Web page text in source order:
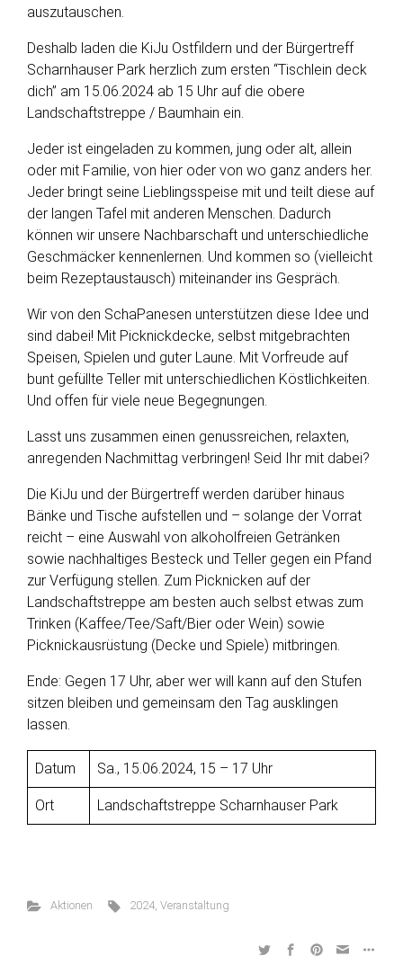
auszutauschen.
Deshalb laden die KiJu Ostfildern und der Bürgertreff
Scharnhauser Park herzlich zum ersten “Tischlein deck
dich” am 15.06.2024 ab 15 Uhr auf die obere
Landschaftstreppe / Baumhain ein.
Jeder ist eingeladen zu kommen, jung oder alt, allein
oder mit Familie, von hier oder von wo ganz anders her.
Jeder bringt seine Lieblingsspeise mit und teilt diese auf
der langen Tafel mit anderen Menschen. Dadurch
können wir unsere Nachbarschaft und unterschiedliche
Geschmäcker kennenlernen. Und kommen so (vielleicht
beim Rezeptaustausch) miteinander ins Gespräch.
Wir von den SchaPanesen unterstützen diese Idee und
sind dabei! Mit Picknickdecke, selbst mitgebrachten
Speisen, Spielen und guter Laune. Mit Vorfreude auf
bunt gefüllte Teller mit unterschiedlichen Köstlichkeiten.
Und offen für viele neue Begegnungen.
Lasst uns zusammen einen genussreichen, relaxten,
anregenden Nachmittag verbringen! Seid Ihr mit dabei?
Die KiJu und der Bürgertreff werden darüber hinaus
Bänke und Tische aufstellen und – solange der Vorrat
reicht – eine Auswahl von alkoholfreien Getränken
sowie nachhaltiges Besteck und Teller gegen ein Pfand
zur Verfügung stellen. Zum Picknicken auf der
Landschaftstreppe am besten auch selbst etwas zum
Trinken (Kaffee/Tee/Saft/Bier oder Wein) sowie
Picknickausrüstung (Decke und Spiele) mitbringen.
Ende: Gegen 17 Uhr, aber wer will kann auf den Stufen
sitzen bleiben und gemeinsam den Tag ausklingen
lassen.
Datum Sa., 15.06.2024, 15 – 17 Uhr
Ort Landschaftstreppe Scharnhauser Park
Aktionen 2024,Veranstaltung